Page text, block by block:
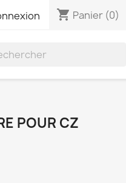
shopping_cart Panier (0)
POUR CZ